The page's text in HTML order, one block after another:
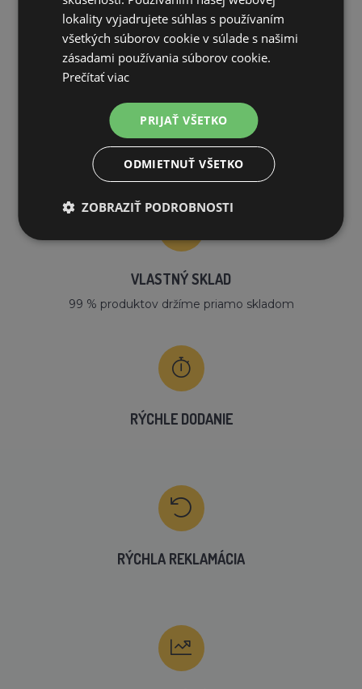
PREČO NAKUPOVAŤ U NÁS?
DOPRAVA ZDARMA
na všetky objednávky od 200€ vrátane DPH.
VLASTNÝ SKLAD
99 % produktov držíme priamo skladom
RÝCHLE DODANIE
RÝCHLA REKLAMÁCIA
lokality vyjadrujete súhlas s používaním
všetkých súborov cookie v súlade s našimi
zásadami používania súborov cookie.
Prečítať viac
PRIJAŤ VŠETKO
ODMIETNUŤ VŠETKO
ZOBRAZIŤ PODROBNOSTI